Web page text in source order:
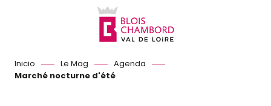
Inicio Le Mag
Agenda
Marché nocturne d'été